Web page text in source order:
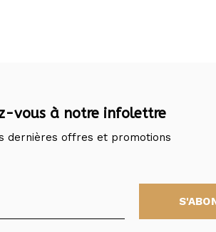
vous à notre infolettre
dernières offres et promotions